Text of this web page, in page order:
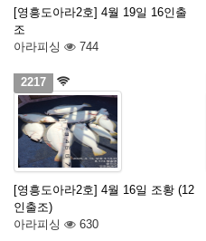
[영흥도아라2호] 4월 19일 16인출
조
아라피싱
744
2217
[영흥도아라2호] 4월 16일 조황 (12
인출조)
아라피싱
630